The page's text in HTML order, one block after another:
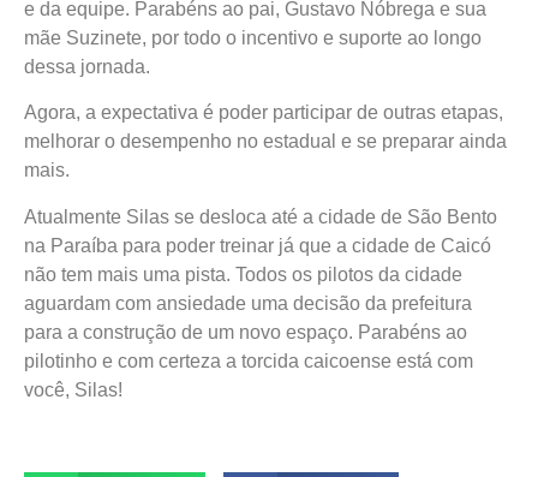
e da equipe. Parabéns ao pai, Gustavo Nóbrega e sua
mãe Suzinete, por todo o incentivo e suporte ao longo
dessa jornada.
Agora, a expectativa é poder participar de outras etapas,
melhorar o desempenho no estadual e se preparar ainda
mais.
Atualmente Silas se desloca até a cidade de São Bento
na Paraíba para poder treinar já que a cidade de Caicó
não tem mais uma pista. Todos os pilotos da cidade
aguardam com ansiedade uma decisão da prefeitura
para a construção de um novo espaço. Parabéns ao
pilotinho e com certeza a torcida caicoense está com
você, Silas!